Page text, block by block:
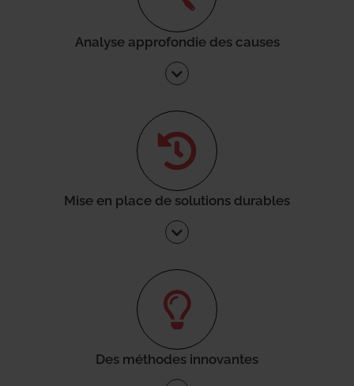
Analyse approfondie des causes
Mise en place de solutions durables
Des méthodes innovantes